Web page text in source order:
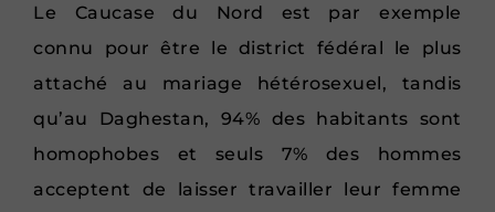
Le Caucase du Nord est par exemple
connu pour être le district fédéral le plus
attaché au mariage hétérosexuel, tandis
qu’au Daghestan, 94% des habitants sont
homophobes et seuls 7% des hommes
acceptent de laisser travailler leur femme